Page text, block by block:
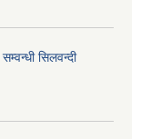
सिलवन्दी